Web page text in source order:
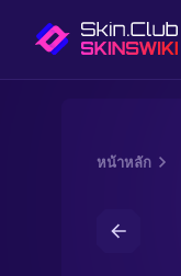
หน้าหลัก